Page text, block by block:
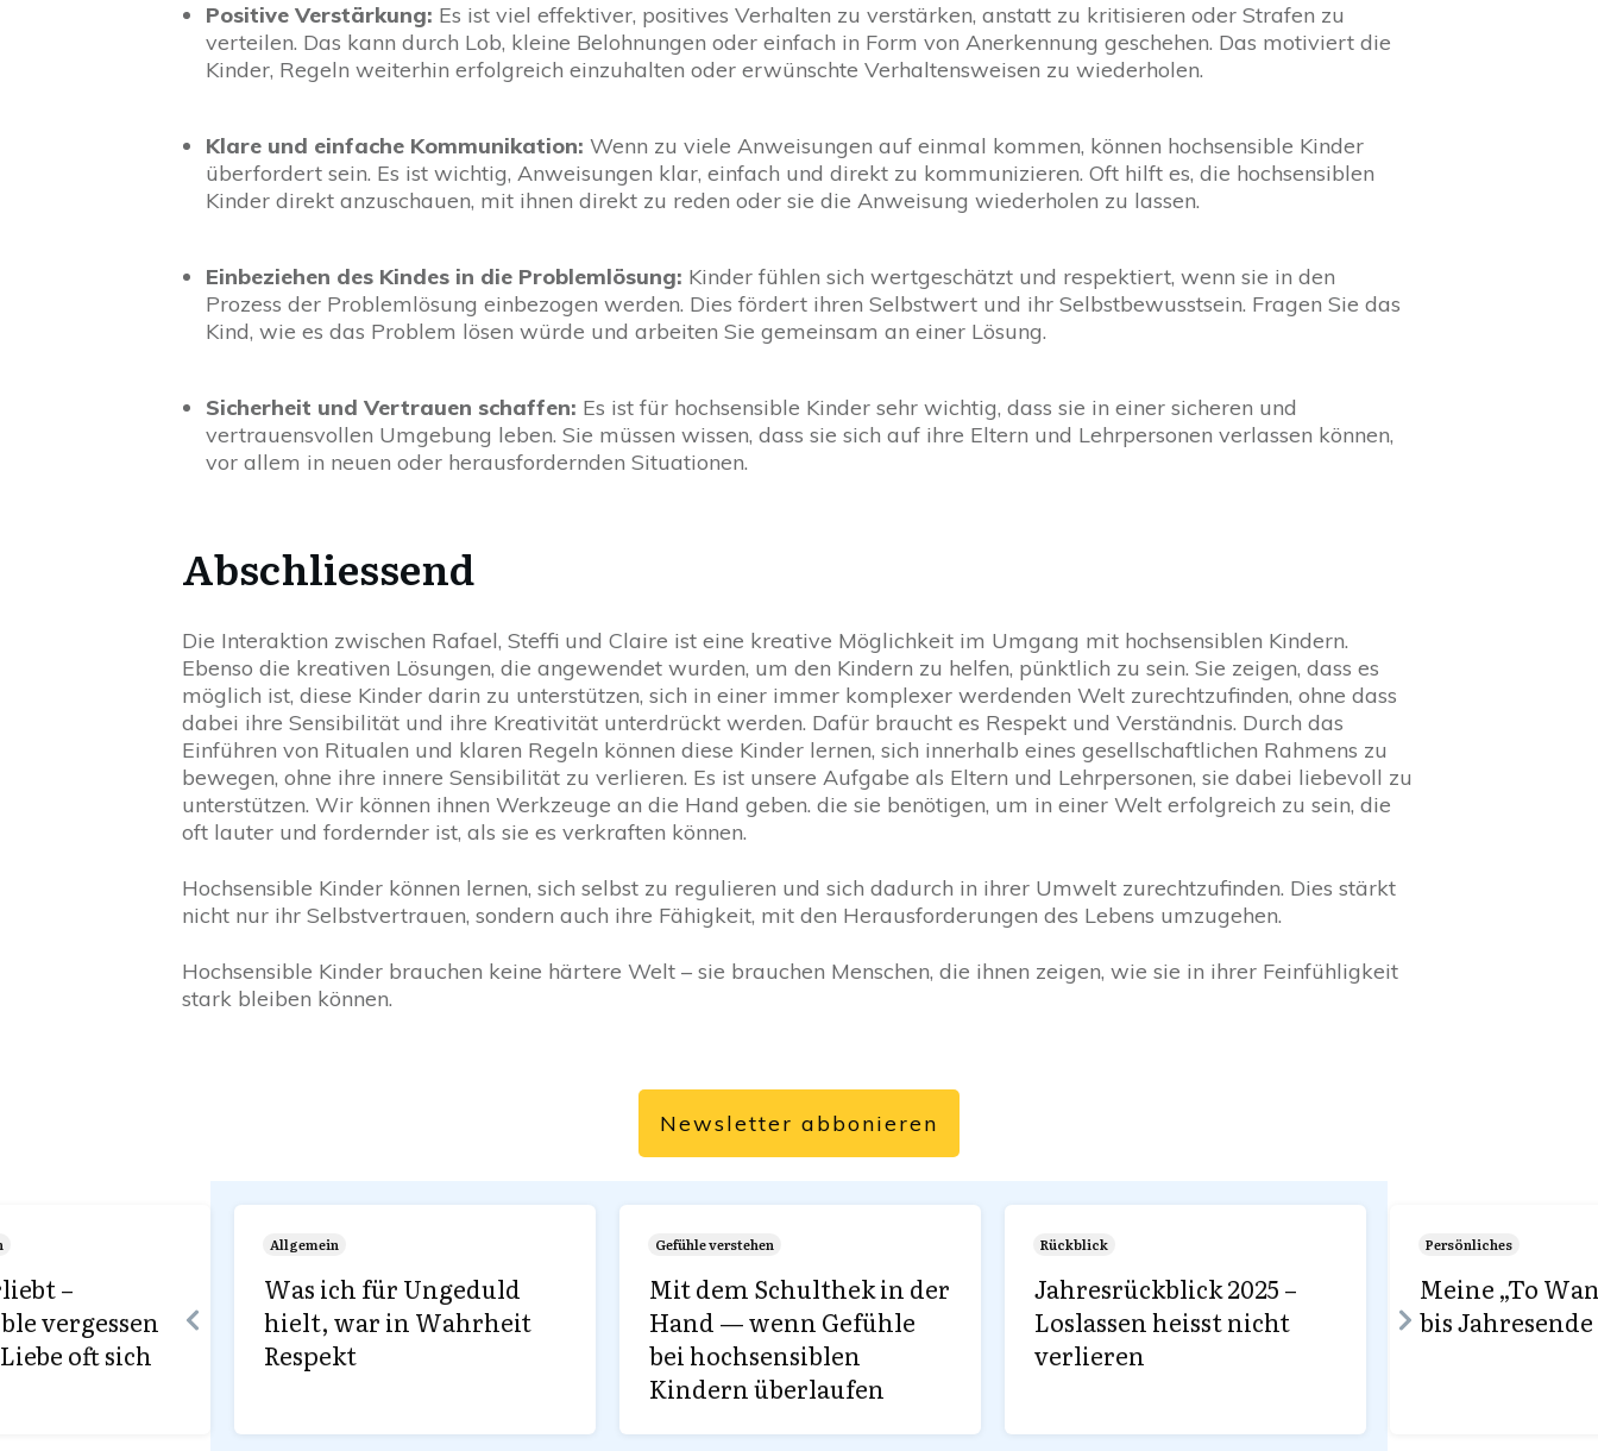
Positive Verstärkung: Es ist viel effektiver, positives Verhalten zu verstärken, anstatt zu kritisieren oder Strafen zu
verteilen. Das kann durch Lob, kleine Belohnungen oder einfach in Form von Anerkennung geschehen. Das motiviert die
Kinder, Regeln weiterhin erfolgreich einzuhalten oder erwünschte Verhaltensweisen zu wiederholen.
Klare und einfache Kommunikation: Wenn zu viele Anweisungen auf einmal kommen, können hochsensible Kinder
überfordert sein. Es ist wichtig, Anweisungen klar, einfach und direkt zu kommunizieren. Oft hilft es, die hochsensiblen
Kinder direkt anzuschauen, mit ihnen direkt zu reden oder sie die Anweisung wiederholen zu lassen.
Einbeziehen des Kindes in die Problemlösung: Kinder fühlen sich wertgeschätzt und respektiert, wenn sie in den
Prozess der Problemlösung einbezogen werden. Dies fördert ihren Selbstwert und ihr Selbstbewusstsein. Fragen Sie das
Kind, wie es das Problem lösen würde und arbeiten Sie gemeinsam an einer Lösung.
Sicherheit und Vertrauen schaffen: Es ist für hochsensible Kinder sehr wichtig, dass sie in einer sicheren und
vertrauensvollen Umgebung leben. Sie müssen wissen, dass sie sich auf ihre Eltern und Lehrpersonen verlassen können,
vor allem in neuen oder herausfordernden Situationen.
Abschliessend
Die Interaktion zwischen Rafael, Steffi und Claire ist eine kreative Möglichkeit im Umgang mit hochsensiblen Kindern.
Ebenso die kreativen Lösungen, die angewendet wurden, um den Kindern zu helfen, pünktlich zu sein. Sie zeigen, dass es
möglich ist, diese Kinder darin zu unterstützen, sich in einer immer komplexer werdenden Welt zurechtzufinden, ohne dass
dabei ihre Sensibilität und ihre Kreativität unterdrückt werden. Dafür braucht es Respekt und Verständnis. Durch das
Einführen von Ritualen und klaren Regeln können diese Kinder lernen, sich innerhalb eines gesellschaftlichen Rahmens zu
bewegen, ohne ihre innere Sensibilität zu verlieren. Es ist unsere Aufgabe als Eltern und Lehrpersonen, sie dabei liebevoll zu
unterstützen. Wir können ihnen Werkzeuge an die Hand geben. die sie benötigen, um in einer Welt erfolgreich zu sein, die
oft lauter und fordernder ist, als sie es verkraften können.
Hochsensible Kinder können lernen, sich selbst zu regulieren und sich dadurch in ihrer Umwelt zurechtzufinden. Dies stärkt
nicht nur ihr Selbstvertrauen, sondern auch ihre Fähigkeit, mit den Herausforderungen des Lebens umzugehen.
Hochsensible Kinder brauchen keine härtere Welt – sie brauchen Menschen, die ihnen zeigen, wie sie in ihrer Feinfühligkeit
stark bleiben können.
Newsletter abbonieren
–
vergessen
oft sich
Allgemein
Was ich für Ungeduld
hielt, war in Wahrheit
Respekt
Gefühle verstehen
Mit dem Schulthek in der
Hand — wenn Gefühle
bei hochsensiblen
Kindern überlaufen
Rückblick
Jahresrückblick 2025 –
Loslassen heisst nicht
verlieren
Persönliches
Meine „To
bis Jahresende